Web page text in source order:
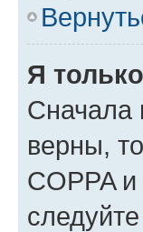
Я
Сначала
верны,
COPPA